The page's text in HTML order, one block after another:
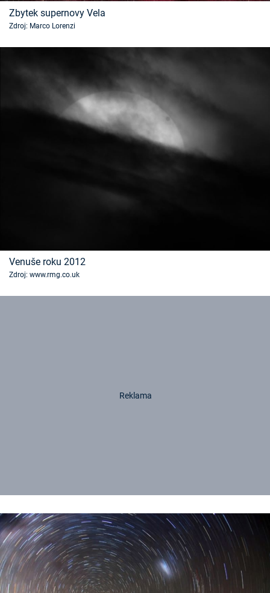
Časopis
Přihlášení
Zbytek supernovy Vela
Zdroj: Marco Lorenzi
Venuše roku 2012
Zdroj: www.rmg.co.uk